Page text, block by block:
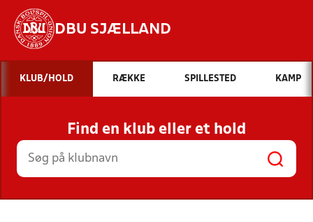
DBU SJÆLLAND
Hvad vil du søge efter?
INDHOLD OG NYHEDER
STILLINGER, RESULTATER, KLUBBER OG
HOLD
KLUB/HOLD RÆKKE SPILLESTED KAMP
Find en klub eller et hold